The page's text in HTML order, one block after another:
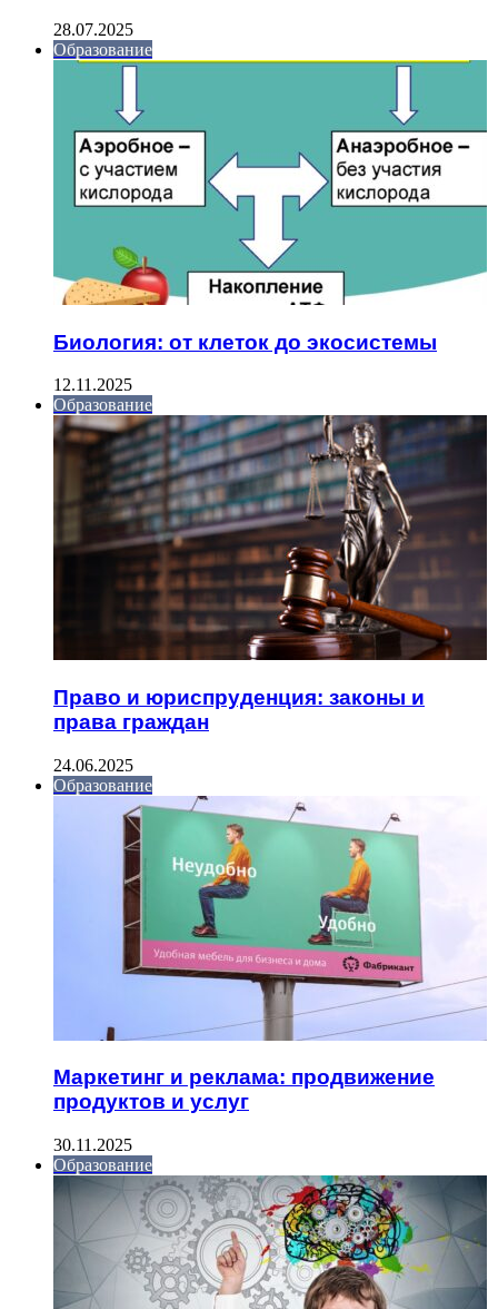
28.07.2025
Образование
Биология: от клеток до экосистемы
12.11.2025
Образование
Право и юриспруденция: законы и
права граждан
24.06.2025
Образование
Маркетинг и реклама: продвижение
продуктов и услуг
30.11.2025
Образование